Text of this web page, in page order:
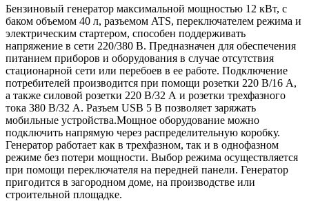
Бензиновый генератор максимальной мощностью 12 кВт, с
баком объемом 40 л, разъемом ATS, переключателем режима и
электрическим стартером, способен поддерживать
напряжение в сети 220/380 В. Предназначен для обеспечения
питанием приборов и оборудования в случае отсутствия
стационарной сети или перебоев в ее работе. Подключение
потребителей производится при помощи розетки 220 В/16 А,
а также силовой розетки 220 В/32 А и розетки трехфазного
тока 380 В/32 А. Разъем USB 5 В позволяет заряжать
мобильные устройства.Мощное оборудование можно
подключить напрямую через распределительную коробку.
Генератор работает как в трехфазном, так и в однофазном
режиме без потери мощности. Выбор режима осуществляется
при помощи переключателя на передней панели. Генератор
пригодится в загородном доме, на производстве или
строительной площадке.